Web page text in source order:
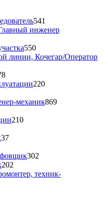
541
инженер
550
линии, Кочегар/Оператор
220
механик869
210
37
302
202
техник-